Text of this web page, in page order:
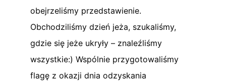
obejrzeliśmy przedstawienie.
Obchodziliśmy dzień jeża, szukaliśmy,
gdzie się jeże ukryły – znaleźliśmy
wszystkie:) Wspólnie przygotowaliśmy
flagę z okazji dnia odzyskania